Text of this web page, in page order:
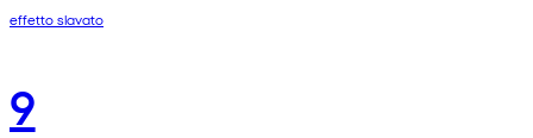
effetto slavato
9